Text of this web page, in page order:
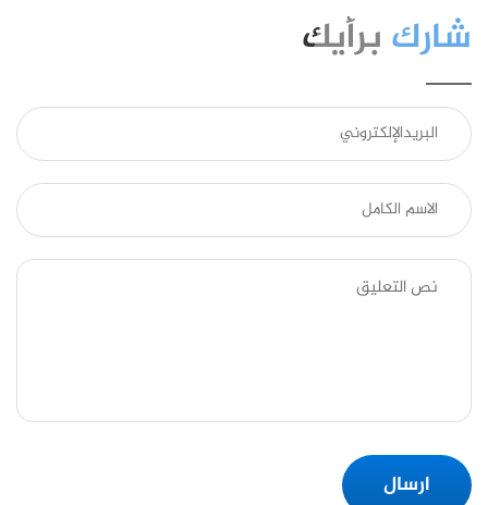
شارك برأيك
ارسال